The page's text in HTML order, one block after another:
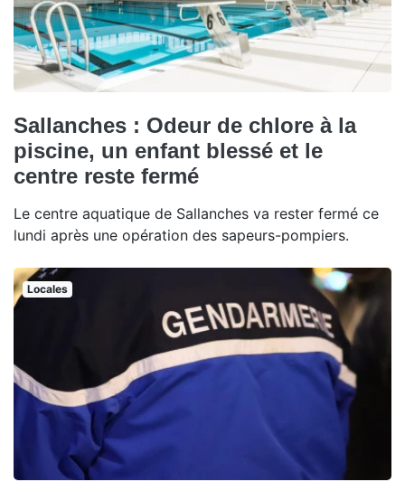
Sallanches : Odeur de chlore à la
piscine, un enfant blessé et le
centre reste fermé
Le centre aquatique de Sallanches va rester fermé ce
lundi après une opération des sapeurs-pompiers.
Locales